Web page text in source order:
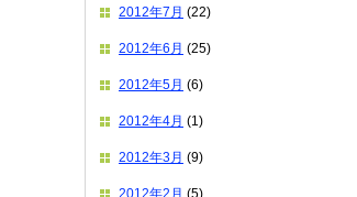
2012年7月 (22)
2012年6月 (25)
2012年5月 (6)
2012年4月 (1)
2012年3月 (9)
2012年2月 (5)